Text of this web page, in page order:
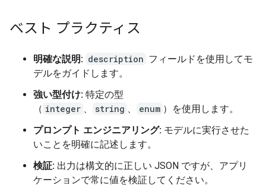
ベスト プラクティス
明確な説明: description フィールドを使用してモ
デルをガイドします。
強い型付け: 特定の型
（ integer 、 string 、 enum ）を使用します。
プロンプト エンジニアリング: モデルに実行させた
いことを明確に記述します。
検証: 出力は構文的に正しい JSON ですが、アプリ
ケーションで常に値を検証してください。